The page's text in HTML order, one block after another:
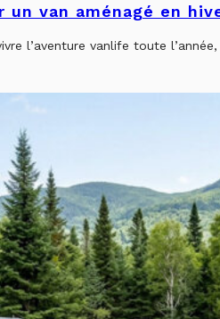
van aménagé en
l’aventure vanlife toute